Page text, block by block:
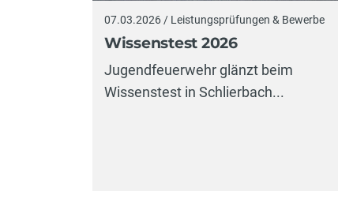
07.03.2026 / Leistungsprüfungen & Bewerbe
Wissenstest 2026
Jugendfeuerwehr glänzt beim
Wissenstest in Schlierbach...